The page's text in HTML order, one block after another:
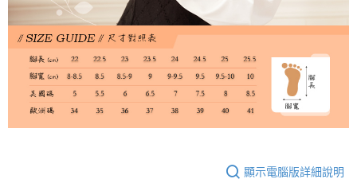
顯示電腦版詳細說明